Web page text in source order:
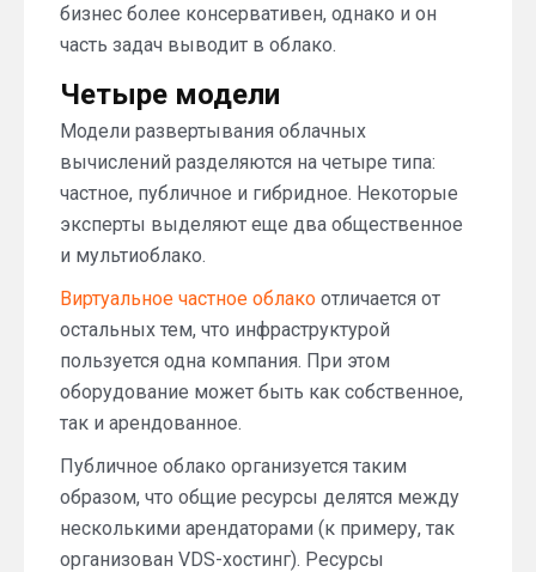
бизнес более консервативен, однако и он
часть задач выводит в облако.
Четыре модели
Модели развертывания облачных
вычислений разделяются на четыре типа:
частное, публичное и гибридное. Некоторые
эксперты выделяют еще два общественное
и мультиоблако.
Виртуальное частное облако отличается от
остальных тем, что инфраструктурой
пользуется одна компания. При этом
оборудование может быть как собственное,
так и арендованное.
Публичное облако организуется таким
образом, что общие ресурсы делятся между
несколькими арендаторами (к примеру, так
организован VDS-хостинг). Ресурсы